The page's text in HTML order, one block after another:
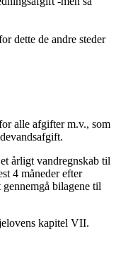
dette de andre steder
alle afgifter m.v., som
årligt vandregnskab til
4 måneder efter
bilagene til
kapitel VII.